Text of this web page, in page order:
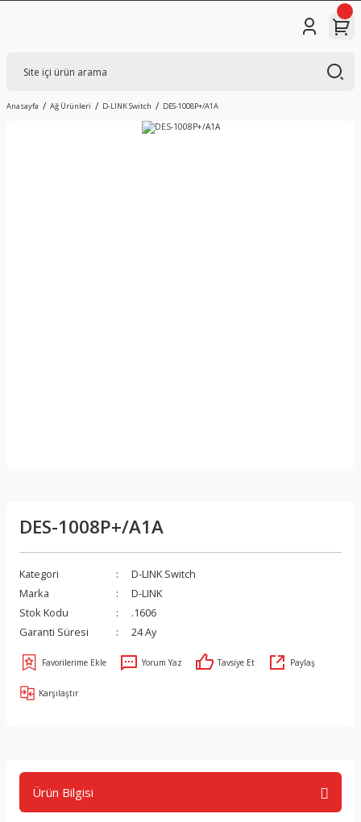
Anasayfa Ağ Ürünleri D-LINK Switch DES-1008P+/A1A
DES-1008P+/A1A
Kategori
D-LINK Switch
Marka
D-LINK
Stok Kodu
.1606
Garanti Süresi
24 Ay
Yorum Yaz Tavsiye Et Paylaş
Karşılaştır
Ürün Bilgisi